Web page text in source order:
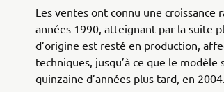
Les ventes ont connu une
années 1990, atteignant par la suite
d’origine est resté en production,
techniques, jusqu’à ce que le
quinzaine d’années plus tard, en 2004.